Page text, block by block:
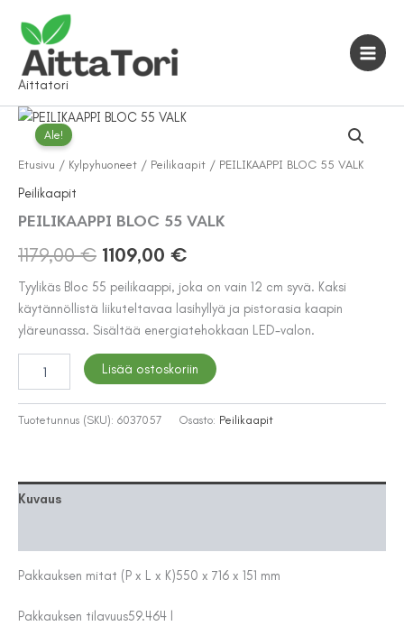
sisältöön
Aittatori
Ale!
Etusivu / Kylpyhuoneet / Peilikaapit / PEILIKAAPPI BLOC 55 VALK
Peilikaapit
PEILIKAAPPI BLOC 55 VALK
1179,00€ Alkuperäinen
hinta
oli:
1179,00 €.
1109,00 €
hinta
on:
1109,00 €.
Tyylikäs Bloc 55 peilikaappi, joka on vain 12 cm syvä. Kaksi
käytännöllistä liikuteltavaa lasihyllyä ja pistorasia kaapin
yläreunassa. Sisältää energiatehokkaan LED-valon.
PEILIKAAPPI
BLOC
VALK
Lisää ostoskoriin
Tuotetunnus (SKU): 6037057 Osasto: Peilikaapit
Kuvaus
Pakkauksen mitat (P x L x K)550 x 716 x 151 mm
Pakkauksen tilavuus59.464 l